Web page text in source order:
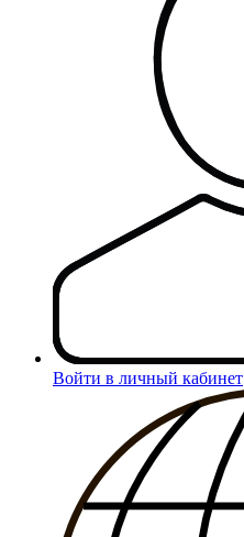
Войти в личный кабинет